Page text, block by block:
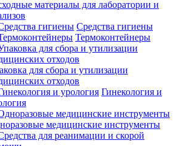
материалы для лаборатории и
Средства гигиены
Термоконтейнеры
для сбора и утилизации
отходов
Гинекология и
медицинские инструменты